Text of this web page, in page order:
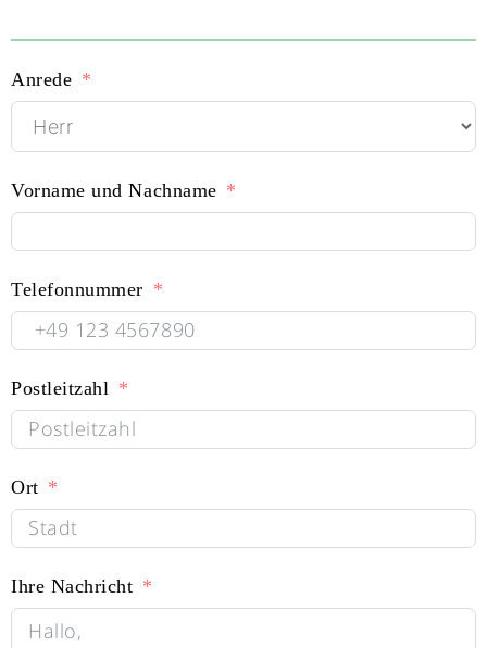
Anrede
Vorname und Nachname
Telefonnummer
Postleitzahl
Ort
Ihre Nachricht